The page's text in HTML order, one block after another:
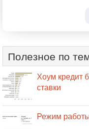
Полезное по
Хоум кредит
ставки
Режим